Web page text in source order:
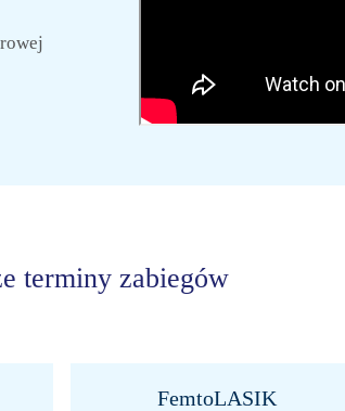
terminy zabiegów
FemtoLASIK